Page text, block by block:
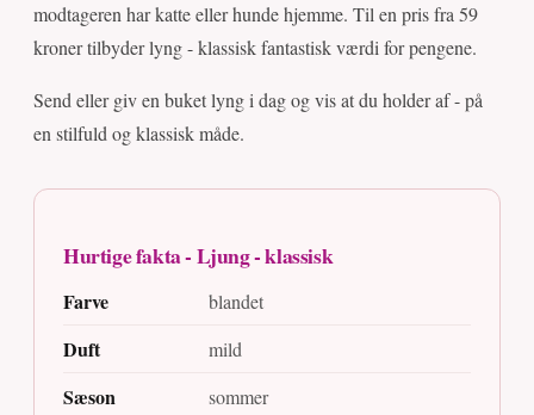
modtageren har katte eller hunde hjemme. Til en pris fra 59
kroner tilbyder lyng - klassisk fantastisk værdi for pengene.
Send eller giv en buket lyng i dag og vis at du holder af - på
en stilfuld og klassisk måde.
Hurtige fakta - Ljung - klassisk
Farve blandet
Duft mild
Sæson sommer